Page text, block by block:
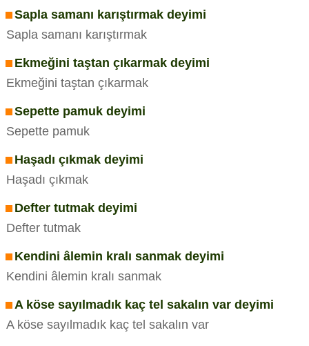
Sapla samanı karıştırmak deyimi
Sapla samanı karıştırmak
Ekmeğini taştan çıkarmak deyimi
Ekmeğini taştan çıkarmak
Sepette pamuk deyimi
Sepette pamuk
Haşadı çıkmak deyimi
Haşadı çıkmak
Defter tutmak deyimi
Defter tutmak
Kendini âlemin kralı sanmak deyimi
Kendini âlemin kralı sanmak
A köse sayılmadık kaç tel sakalın var deyimi
A köse sayılmadık kaç tel sakalın var